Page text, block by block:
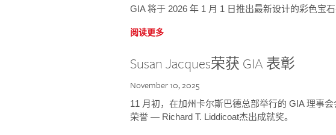
GIA 将于 2026 年 1 月 1 日推出最新设计的彩色宝
阅读更多
Susan Jacques荣获 GIA 表彰
November 10, 2025
11 月初，在加州卡尔斯巴德总部举行的 GIA 理事
荣誉 — Richard T. Liddicoat杰出成就奖。